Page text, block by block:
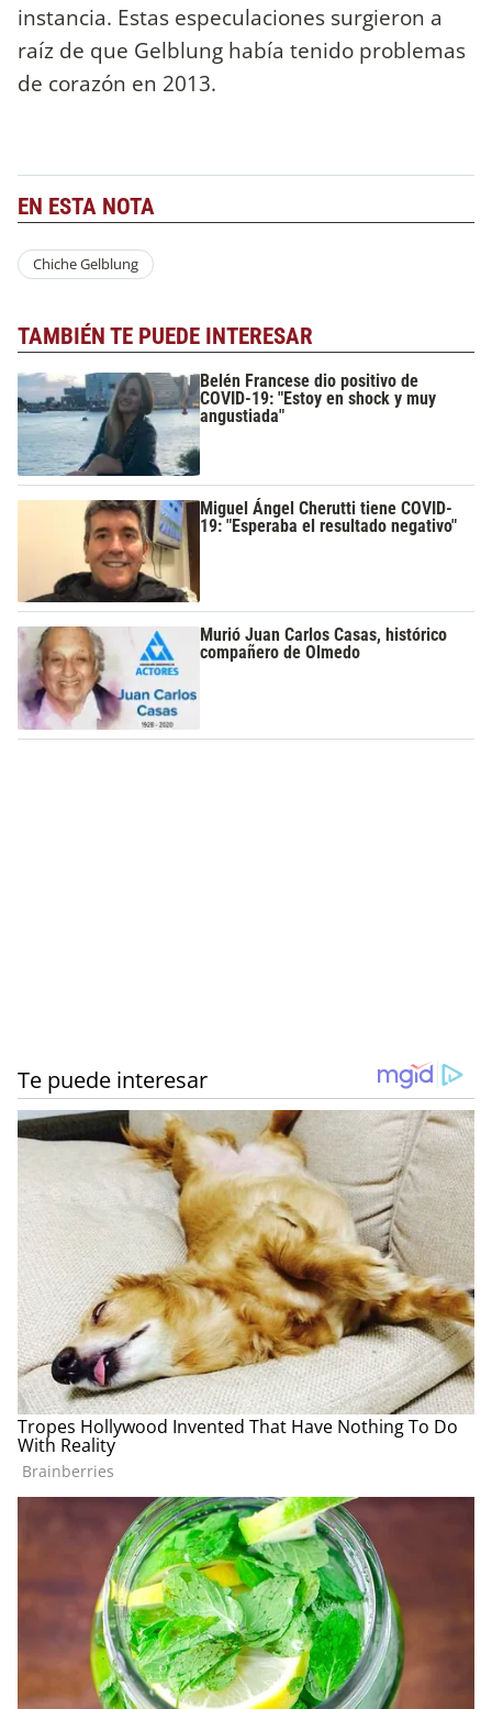
instancia. Estas especulaciones surgieron a
raíz de que Gelblung había tenido problemas
de corazón en 2013.
EN ESTA NOTA
Chiche Gelblung
TAMBIÉN TE PUEDE INTERESAR
Belén Francese dio positivo de
COVID-19: "Estoy en shock y muy
angustiada"
Miguel Ángel Cherutti tiene COVID-
19: "Esperaba el resultado negativo"
Murió Juan Carlos Casas, histórico
compañero de Olmedo